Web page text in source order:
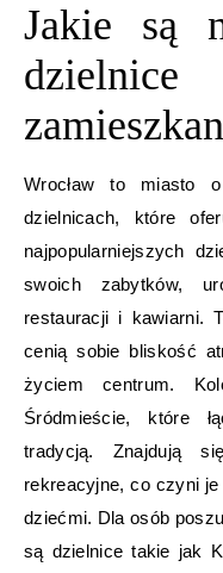
Jakie są
dzielnice
Wrocław to miasto
dzielnicach, które
najpopularniejszych
swoich zabytków,
restauracji i kawiarni.
cenią sobie bliskość
życiem centrum.
Śródmieście, które
tradycją. Znajdują
rekreacyjne, co czyni
dziećmi. Dla osób
są dzielnice takie jak